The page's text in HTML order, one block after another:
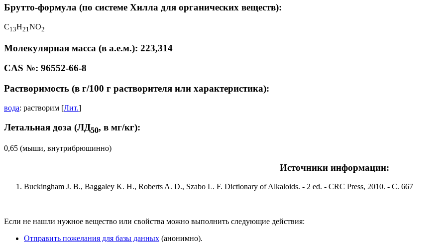
Брутто-формула (по системе Хилла для органических веществ):
C1 3H21 NO2
Молекулярная масса (в а.е.м.): 223,314
CAS №: 96552-66-8
Растворимость (в г/100 г растворителя или характеристика):
вода: растворим [Лит.]
Летальная доза (ЛД50, в мг/кг):
0,65 (мыши, внутрибрюшинно)
Источники информации:
Buckingham J. B., Baggaley K. H., Roberts A. D., Szabo L. F. Dictionary of Alkaloids. - 2 ed. - CRC Press, 2010. - С. 667
Если не нашли нужное вещество или свойства можно выполнить следующие действия:
Отправить пожелания для базы данных (анонимно).